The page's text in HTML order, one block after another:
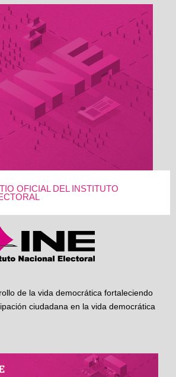
OFICIAL DEL INSTITUTO
de la vida democrática fortaleciendo
ciudadana en la vida democrática